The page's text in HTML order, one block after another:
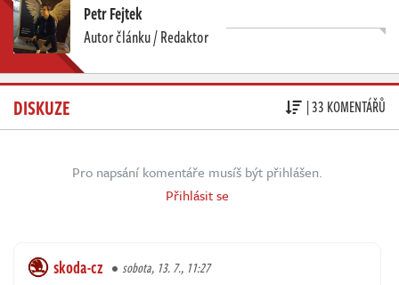
Petr Fejtek
Autor článku / Redaktor
DISKUZE | 33 KOMENTÁŘŮ
Pro napsání komentáře musíš být přihlášen.
Přihlásit se
skoda-cz sobota, 13. 7., 11:27